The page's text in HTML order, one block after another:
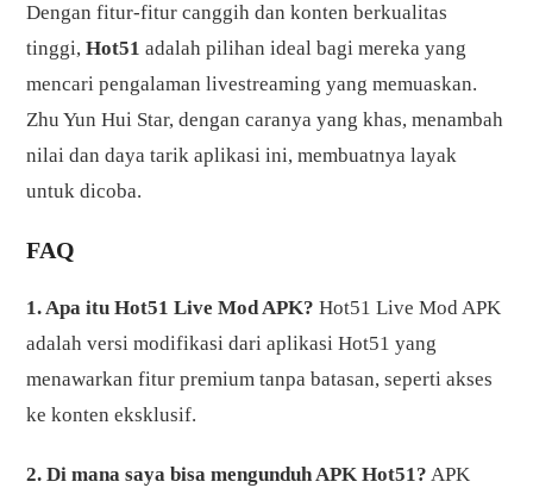
Dengan fitur-fitur canggih dan konten berkualitas
tinggi,Hot51 adalah pilihan ideal bagi mereka yang
mencari pengalaman livestreaming yang memuaskan.
Zhu Yun Hui Star, dengan caranya yang khas, menambah
nilai dan daya tarik aplikasi ini, membuatnya layak
untuk dicoba.
FAQ
1. Apa itu Hot51 Live Mod APK? Hot51 Live Mod APK
adalah versi modifikasi dari aplikasi Hot51 yang
menawarkan fitur premium tanpa batasan, seperti akses
ke konten eksklusif.
2. Di mana saya bisa mengunduh APK Hot51? APK